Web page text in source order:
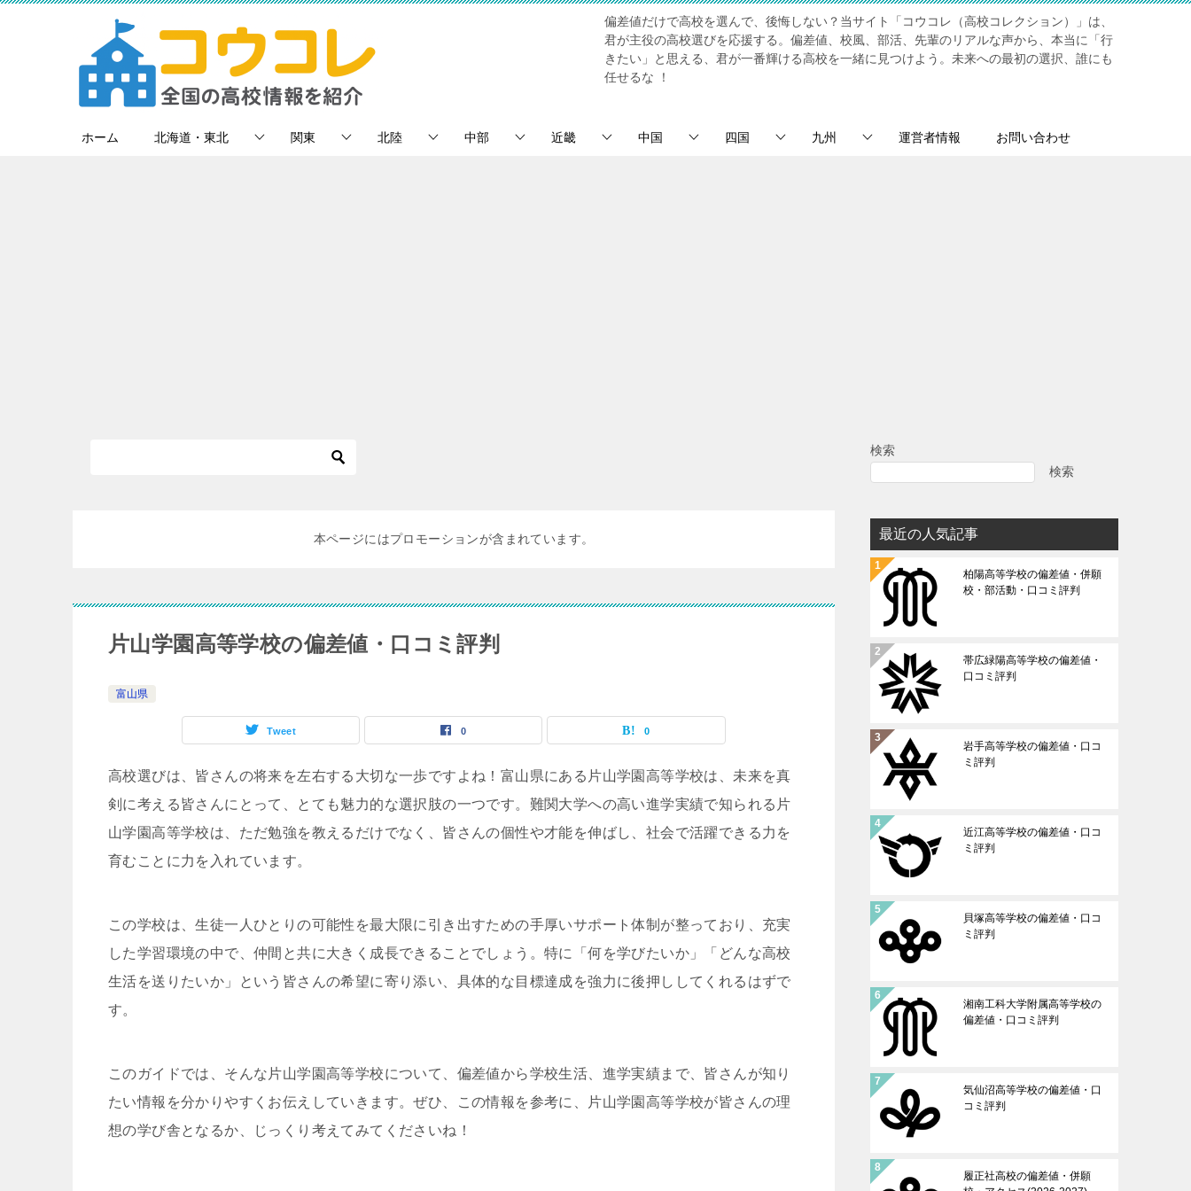
偏差値だけで高校を選んで、後悔しない？当サイト「コウコレ（高校コレクション）」は、
君が主役の高校選びを応援する。偏差値、校風、部活、先輩のリアルな声から、本当に「行
きたい」と思える、君が一番輝ける高校を一緒に見つけよう。未来への最初の選択、誰にも
任せるな ！
ホーム 北海道・東北 関東 北陸 中部 近畿 中国 四国 九州 運営者情報 お問い合わせ
本ページにはプロモーションが含まれています。
片山学園高等学校の偏差値・口コミ評判
富山県
Tweet 0 0
高校選びは、皆さんの将来を左右する大切な一歩ですよね！富山県にある片山学園高等学校は、未来を真
剣に考える皆さんにとって、とても魅力的な選択肢の一つです。難関大学への高い進学実績で知られる片
山学園高等学校は、ただ勉強を教えるだけでなく、皆さんの個性や才能を伸ばし、社会で活躍できる力を
育むことに力を入れています。
この学校は、生徒一人ひとりの可能性を最大限に引き出すための手厚いサポート体制が整っており、充実
した学習環境の中で、仲間と共に大きく成長できることでしょう。特に「何を学びたいか」「どんな高校
生活を送りたいか」という皆さんの希望に寄り添い、具体的な目標達成を強力に後押ししてくれるはずで
す。
このガイドでは、そんな片山学園高等学校について、偏差値から学校生活、進学実績まで、皆さんが知り
たい情報を分かりやすくお伝えしていきます。ぜひ、この情報を参考に、片山学園高等学校が皆さんの理
想の学び舎となるか、じっくり考えてみてくださいね！
検索
検索
最近の人気記事
柏陽高等学校の偏差値・併願
校・部活動・口コミ評判
帯広緑陽高等学校の偏差値・
口コミ評判
岩手高等学校の偏差値・口コ
ミ評判
近江高等学校の偏差値・口コ
ミ評判
貝塚高等学校の偏差値・口コ
ミ評判
湘南工科大学附属高等学校の
偏差値・口コミ評判
気仙沼高等学校の偏差値・口
コミ評判
履正社高校の偏差値・併願